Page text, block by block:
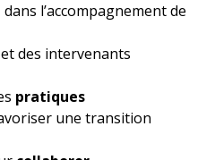
dans l’accompagnement de
et des intervenants
pratiques
une transition